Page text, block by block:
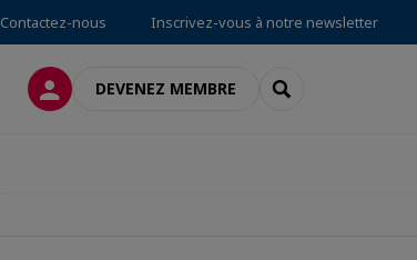
Contactez-nous Inscrivez-vous à notre newsletter
CONNEXIONDEVENEZ MEMBRE RECHERCHER